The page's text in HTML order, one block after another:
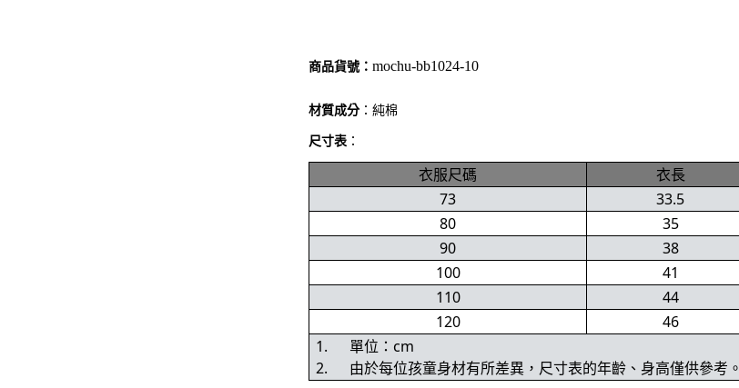
商品貨號：mochu-bb1024-10
材質成分 ：純棉
尺寸表 ：
衣服尺碼 衣長
73
33.5
80
35
90
38
100
41
110
44
120
46
1.
單位：cm
2.
由於每位孩童身材有所差異，尺寸表的年齡、身高僅供參考。